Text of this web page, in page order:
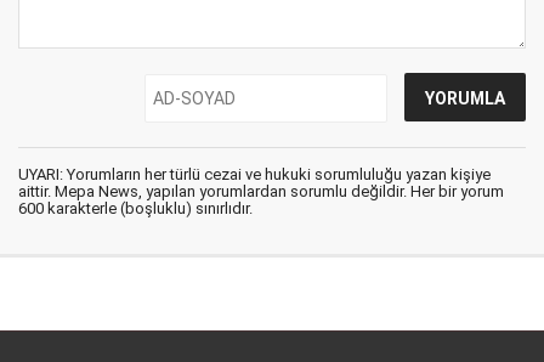
UYARI: Yorumların her türlü cezai ve hukuki sorumluluğu yazan kişiye
aittir. Mepa News, yapılan yorumlardan sorumlu değildir. Her bir yorum
600 karakterle (boşluklu) sınırlıdır.